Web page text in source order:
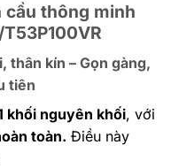
cầu thông minh
thân kín – Gọn gàng,
tiên
khối nguyên khối, với
toàn. Điều này